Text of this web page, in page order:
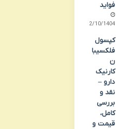
فواید
02/10/1404
کپسول
فلکسیبا
ن
کارنیک
دارو –
نقد و
بررسی
کامل،
قیمت و